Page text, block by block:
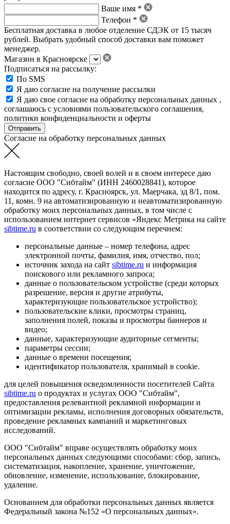
Ваше имя *
Телефон *
Бесплатная доставка в любое отделение СДЭК от 15 тысяч
рублей. Выбрать удобный способ доставки вам поможет
менеджер.
Магазин в Красноярске
Подписаться на рассылку:
По SMS
Я даю согласие на получение рассылки
Я даю свое согласие на обработку персональных данных ,
соглашаюсь с условиями пользовательского соглашения,
политики конфиденциальности и оферты
Согласие на обработку персональных данных
Настоящим свободно, своей волей и в своем интересе даю
согласие ООО "Сибтайм" (ИНН 2460028841), которое
находится по адресу, г. Красноярск, ул. Маерчака, зд 8/1, пом.
11, комн. 9 на автоматизированную и неавтоматизированную
обработку моих персональных данных, в том числе с
использованием интернет сервисов «Яндекс Метрика на сайте
sibtime.ru в соответствии со следующим перечнем:
персональные данные – номер телефона, адрес
электронной почты, фамилия, имя, отчество, пол;
источник захода на сайт sibtime.ru и информация
поискового или рекламного запроса;
данные о пользовательском устройстве (среди которых
разрешение, версия и другие атрибуты,
характеризующие пользовательское устройство);
пользовательские клики, просмотры страниц,
заполнения полей, показы и просмотры баннеров и
видео;
данные, характеризующие аудиторные сегменты;
параметры сессии;
данные о времени посещения;
идентификатор пользователя, хранимый в cookie.
для целей повышения осведомленности посетителей Сайта
sibtime.ru о продуктах и услугах ООО "Сибтайм",
предоставления релевантной рекламной информации и
оптимизации рекламы, исполнения договорных обязательств,
проведение рекламных кампаний и маркетинговых
исследований.
ООО "Сибтайм" вправе осуществлять обработку моих
персональных данных следующими способами: сбор, запись,
систематизация, накопление, хранение, уничтожение,
обновление, изменение, использование, блокирование,
удаление.
Основанием для обработки персональных данных является
Федеральный закона №152 «О персональных данных».